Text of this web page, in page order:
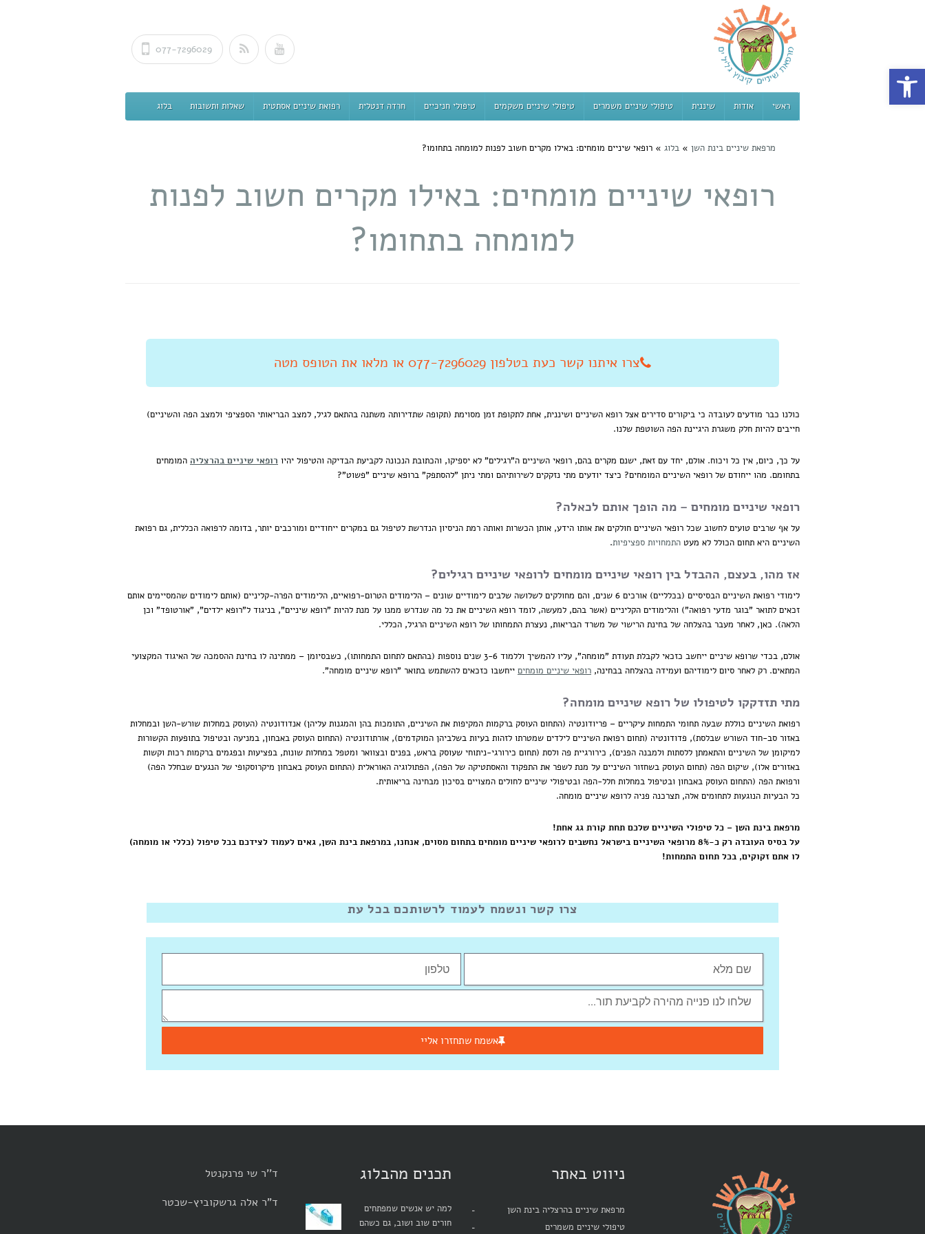
פתח סרגל נגישות
077-7296029
ראשי אודות שיננית טיפולי שיניים משמרים טיפולי שיניים משקמים טיפולי חניכיים חרדה דנטלית רפואת שיניים אסתטית שאלות ותשובות בלוג
מרפאת שיניים בינת השן » בלוג » רופאי שיניים מומחים: באילו מקרים חשוב לפנות למומחה בתחומו?
רופאי שיניים מומחים: באילו מקרים חשוב לפנות
למומחה בתחומו?
צרו איתנו קשר כעת בטלפון 077-7296029 או מלאו את הטופס מטה
כולנו כבר מודעים לעובדה כי ביקורים סדירים אצל רופא השיניים ושיננית, אחת לתקופת זמן מסוימת (תקופה שתדירותה משתנה בהתאם לגיל, למצב הבריאותי הספציפי ולמצב הפה והשיניים)
חייבים להיות חלק משגרת היגיינת הפה השוטפת שלנו.
על כך, כיום, אין כל ויכוח. אולם, יחד עם זאת, ישנם מקרים בהם, רופאי השיניים ה"רגילים" לא יספיקו, והכתובת הנכונה לקביעת הבדיקה והטיפול יהיו רופאי שיניים בהרצליה המומחים
בתחומם. מהו ייחודם של רופאי השיניים המומחים? כיצד יודעים מתי נזקקים לשירותיהם ומתי ניתן "להסתפק" ברופא שיניים "פשוט"?
רופאי שיניים מומחים – מה הופך אותם לכאלה?
על אף שרבים טועים לחשוב שכל רופאי השיניים חולקים את אותו הידע, אותן הכשרות ואותה רמת הניסיון הנדרשת לטיפול גם במקרים ייחודיים ומורכבים יותר, בדומה לרפואה הכללית, גם רפואת
השיניים היא תחום הכולל לא מעט התמחויות ספציפיות.
אז מהו, בעצם, ההבדל בין רופאי שיניים מומחים לרופאי שיניים רגילים?
לימודי רפואת השיניים הבסיסיים (בכלליים) אורכים 6 שנים, והם מחולקים לשלושה שלבים לימודיים שונים – הלימודים הטרום-רפואיים, הלימודים הפרה-קליניים (אותם לימודים שהמסיימים אותם
זכאים לתואר "בוגר מדעי רפואה") והלימודים הקליניים (אשר בהם, למעשה, לומד רופא השיניים את כל מה שנדרש ממנו על מנת להיות "רופא שיניים", בניגוד ל"רופא ילדים", "אורטופד" וכן
הלאה). כאן, לאחר מעבר בהצלחה של בחינת הרישוי של משרד הבריאות, נעצרת התמחותו של רופא השיניים הרגיל, הכללי.
אולם, בכדי שרופא שיניים ייחשב כזכאי לקבלת תעודת "מומחה", עליו להמשיך וללמוד 3-6 שנים נוספות (בהתאם לתחום התמחותו), כשבסיומן – ממתינה לו בחינת ההסמכה של האיגוד המקצועי
המתאים. רק לאחר סיום לימודיהם ועמידה בהצלחה בבחינה, רופאי שיניים מומחים ייחשבו כזכאים להשתמש בתואר "רופא שיניים מומחה".
מתי תזדקקו לטיפולו של רופא שיניים מומחה?
רפואת השיניים כוללת שבעה תחומי התמחות עיקריים – פריודונטיה (התחום העוסק ברקמות המקיפות את השיניים, התומכות בהן והמגנות עליהן) אנדודונטיה (העוסק במחלות שורש-השן ובמחלות
באזור סב-חוד השורש שבלסת), פדודונטיה (תחום רפואת השיניים לילדים שמטרתו לזהות בעיות בשלביהן המוקדמים), אורתודונטיה (התחום העוסק באבחון, במניעה ובטיפול בתופעות הקשורות
למיקומן של השיניים והתאמתן ללסתות ולמבנה הפנים), כירורגיית פה ולסת (תחום כירורגי-ניתוחי שעוסק בראש, בפנים ובצוואר ומטפל במחלות שונות, בפציעות ובפגמים ברקמות רכות וקשות
באזורים אלו), שיקום הפה (תחום העוסק בשחזור השיניים על מנת לשפר את התפקוד והאסתטיקה של הפה), הפתולוגיה האוראלית (התחום העוסק באבחון מיקרוסקופי של הנגעים שבחלל הפה)
ורפואת הפה (התחום העוסק באבחון ובטיפול במחלות חלל-הפה ובטיפולי שיניים לחולים המצויים בסיכון מבחינה בריאותית.
כל הבעיות הנוגעות לתחומים אלה, תצרכנה פניה לרופא שיניים מומחה.
מרפאת בינת השן – כל טיפולי השיניים שלכם תחת קורת גג אחת!
על בסיס העובדה רק כ-8% מרופאי השיניים בישראל נחשבים לרופאי שיניים מומחים בתחום מסוים, אנחנו, במרפאת בינת השן, גאים לעמוד לצידכם בכל טיפול (כללי או מומחה)
לו אתם זקוקים, בכל תחום התמחות!
צרו קשר ונשמח לעמוד לרשותכם בכל עת
אשמח שתחזרו אליי
ד''ר שי פרנקנטל
ד"ר אלה גרשקוביץ-שכטר
תכנים מהבלוג
למה יש אנשים שמפתחים
חורים שוב ושוב, גם כשהם
ניווט באתר
מרפאת שיניים בהרצליה בינת השן
טיפולי שיניים משמרים